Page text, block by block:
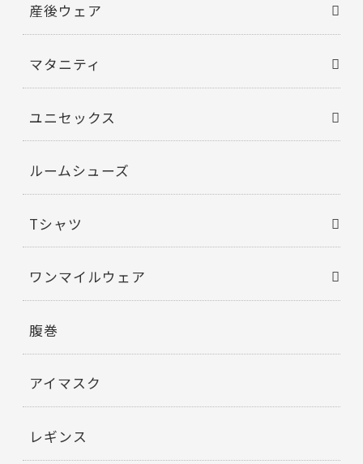
産後ウェア
マタニティ
ユニセックス
ルームシューズ
Tシャツ
ワンマイルウェア
腹巻
アイマスク
レギンス